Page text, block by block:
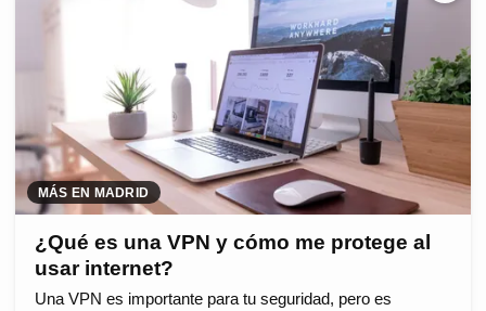
MÁS EN MADRID
¿Qué es una VPN y cómo me protege al
usar internet?
Una VPN es importante para tu seguridad, pero es